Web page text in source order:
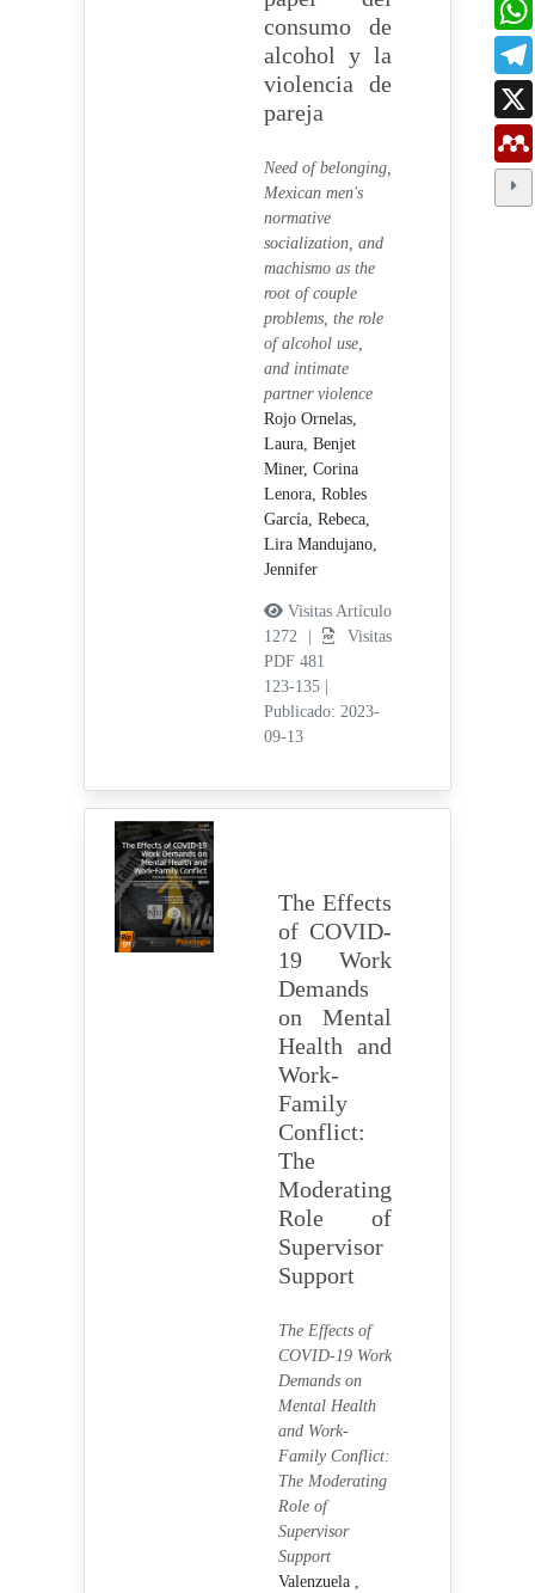
consumo de
alcohol y la
violencia de
pareja
Need of belonging,
Mexican men's
normative
socialization, and
machismo as the
root of couple
problems, the role
of alcohol use,
and intimate
partner violence
Rojo Ornelas,
Laura, Benjet
Miner, Corina
Lenora, Robles
García, Rebeca,
Lira Mandujano,
Jennifer
Visitas Artículo
1272 |
Visitas
PDF 481
123-135
Publicado: 2023-
09-13
The Effects
of COVID-
19 Work
Demands
on Mental
Health and
Work-
Family
Conflict:
The
Moderating
Role of
Supervisor
Support
The Effects of
COVID-19 Work
Demands on
Mental Health
and Work-
Family Conflict:
The Moderating
Role of
Supervisor
Support
Valenzuela ,